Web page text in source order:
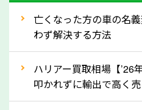
産車は高く買取が可能です
ラ」なら廃車の車も適正価
買取拒否となった車も価格
諦めずに神奈川県の「ソコ
亡くなった方の車の名
わず解決する方法
ハリアー買取相場【’26
叩かれずに輸出で高く